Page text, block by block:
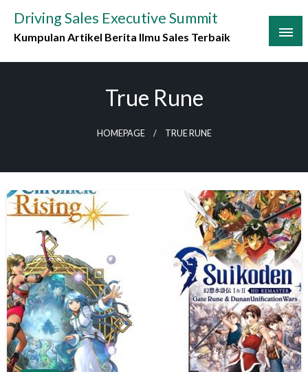
content
Driving Sales Executive Summit
Kumpulan Artikel Berita Ilmu Sales Terbaik
True Rune
HOMEPAGE TRUE RUNE